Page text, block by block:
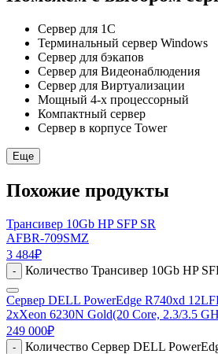
Сервер для 1С
Терминальный сервер Windows
Сервер для бэкапов
Сервер для Видеонаблюдения
Сервер для Виртуализации
Мощный 4-х процессорный
Компактный сервер
Сервер в корпусе Tower
Еще
Похожие продукты
Трансивер 10Gb HP SFP SR
AFBR-709SMZ
3 484₽
- Количество Трансивер 10Gb HP
Сервер DELL PowerEdge R740xd
2xXeon 6230N Gold(20 Core, 2.3/3.5
249 000₽
- Количество Сервер DELL